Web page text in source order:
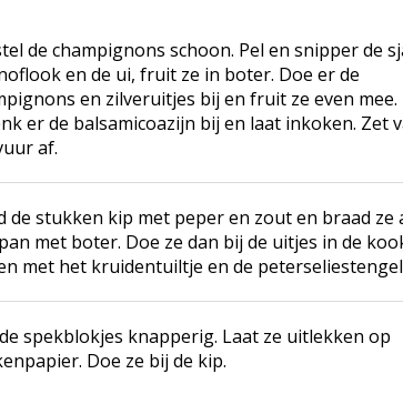
de champignons schoon. Pel en snipper de
en de ui, fruit ze in boter. Doe er de
en zilveruitjes bij en fruit ze even mee.
er de balsamicoazijn bij en laat inkoken. Zet
af.
de stukken kip met peper en zout en braad ze
met boter. Doe ze dan bij de uitjes in de
met het kruidentuiltje en de
spekblokjes knapperig. Laat ze uitlekken op
Doe ze bij de kip.